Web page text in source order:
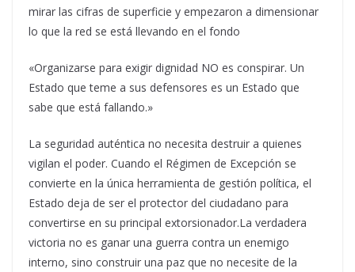
mirar las cifras de superficie y empezaron a dimensionar
lo que la red se está llevando en el fondo
«Organizarse para exigir dignidad NO es conspirar. Un
Estado que teme a sus defensores es un Estado que
sabe que está fallando.»
La seguridad auténtica no necesita destruir a quienes
vigilan el poder. Cuando el Régimen de Excepción se
convierte en la única herramienta de gestión política, el
Estado deja de ser el protector del ciudadano para
convertirse en su principal extorsionador.La verdadera
victoria no es ganar una guerra contra un enemigo
interno, sino construir una paz que no necesite de la